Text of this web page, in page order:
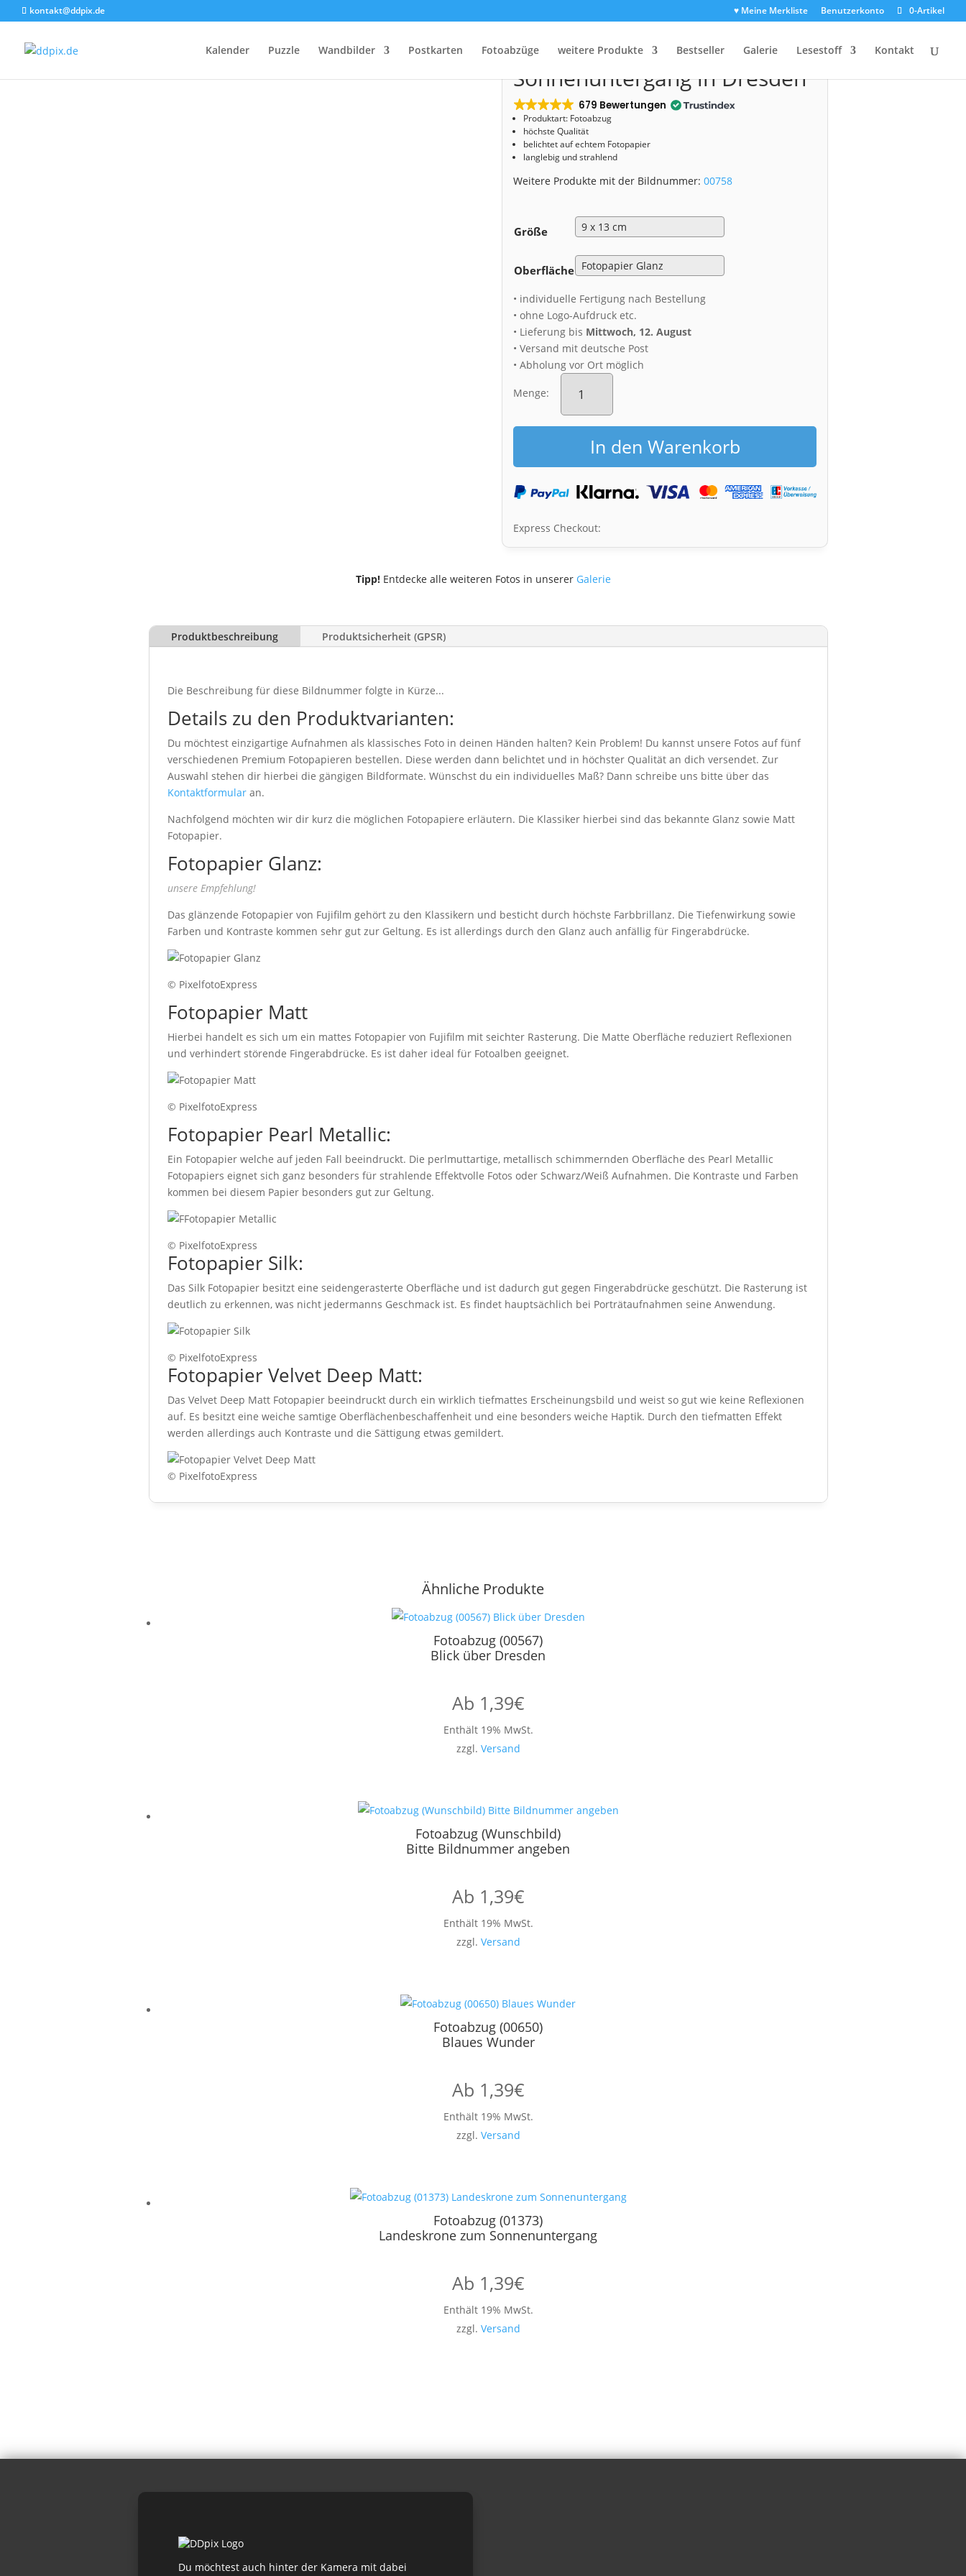
kontakt@ddpix.de ♥ Meine Merkliste Benutzerkonto 0-Artikel
Kalender Puzzle Wandbilder Postkarten Fotoabzüge weitere Produkte Bestseller Galerie Lesestoff Kontakt
Start/Shop/Fotoabzug/ Fotoabzug (00758) Sonnenuntergang in Dresden
Fotoabzug (00758)
Sonnenuntergang in Dresden
679 Bewertungen
Produktart: Fotoabzug
höchste Qualität
belichtet auf echtem Fotopapier
langlebig und strahlend
Weitere Produkte mit der Bildnummer:00758
Größe
Oberfläche
• individuelle Fertigung nach Bestellung
• ohne Logo-Aufdruck etc.
• Lieferung bis Mittwoch, 12. August
• Versand mit deutsche Post
• Abholung vor Ort möglich
Menge:
Fotoabzug
(00758)
in
Dresden
MengeIn den Warenkorb
Express Checkout:
Tipp!Entdecke alle weiteren Fotos in unserer Galerie
Produktbeschreibung Produktsicherheit (GPSR)
Die Beschreibung für diese Bildnummer folgte in Kürze...
Details zu den Produktvarianten:
Du möchtest einzigartige Aufnahmen als klassisches Foto in deinen Händen halten? Kein Problem! Du kannst unsere Fotos auf fünf
verschiedenen Premium Fotopapieren bestellen. Diese werden dann belichtet und in höchster Qualität an dich versendet. Zur
Auswahl stehen dir hierbei die gängigen Bildformate. Wünschst du ein individuelles Maß? Dann schreibe uns bitte über das
Kontaktformular an.
Nachfolgend möchten wir dir kurz die möglichen Fotopapiere erläutern. Die Klassiker hierbei sind das bekannte Glanz sowie Matt
Fotopapier.
Fotopapier Glanz:
unsere Empfehlung!
Das glänzende Fotopapier von Fujifilm gehört zu den Klassikern und besticht durch höchste Farbbrillanz. Die Tiefenwirkung sowie
Farben und Kontraste kommen sehr gut zur Geltung. Es ist allerdings durch den Glanz auch anfällig für Fingerabdrücke.
© PixelfotoExpress
Fotopapier Matt
Hierbei handelt es sich um ein mattes Fotopapier von Fujifilm mit seichter Rasterung. Die Matte Oberfläche reduziert Reflexionen
und verhindert störende Fingerabdrücke. Es ist daher ideal für Fotoalben geeignet.
© PixelfotoExpress
Fotopapier Pearl Metallic:
Ein Fotopapier welche auf jeden Fall beeindruckt. Die perlmuttartige, metallisch schimmernden Oberfläche des Pearl Metallic
Fotopapiers eignet sich ganz besonders für strahlende Effektvolle Fotos oder Schwarz/Weiß Aufnahmen. Die Kontraste und Farben
kommen bei diesem Papier besonders gut zur Geltung.
© PixelfotoExpress
Fotopapier Silk:
Das Silk Fotopapier besitzt eine seidengerasterte Oberfläche und ist dadurch gut gegen Fingerabdrücke geschützt. Die Rasterung ist
deutlich zu erkennen, was nicht jedermanns Geschmack ist. Es findet hauptsächlich bei Porträtaufnahmen seine Anwendung.
© PixelfotoExpress
Fotopapier Velvet Deep Matt:
Das Velvet Deep Matt Fotopapier beeindruckt durch ein wirklich tiefmattes Erscheinungsbild und weist so gut wie keine Reflexionen
auf. Es besitzt eine weiche samtige Oberflächenbeschaffenheit und eine besonders weiche Haptik. Durch den tiefmatten Effekt
werden allerdings auch Kontraste und die Sättigung etwas gemildert.
© PixelfotoExpress
Ähnliche Produkte
Fotoabzug (00567)
Blick über Dresden
Ab 1,39€
Enthält 19% MwSt.
zzgl. Versand
Fotoabzug (Wunschbild)
Bitte Bildnummer angeben
Ab 1,39€
Enthält 19% MwSt.
zzgl. Versand
Fotoabzug (00650)
Blaues Wunder
Ab 1,39€
Enthält 19% MwSt.
zzgl. Versand
Fotoabzug (01373)
Landeskrone zum Sonnenuntergang
Ab 1,39€
Enthält 19% MwSt.
zzgl. Versand
Du möchtest auch hinter der Kamera mit dabei